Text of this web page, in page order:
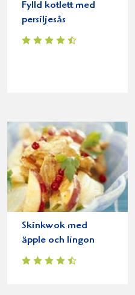
Fylld kotlett med
persiljesås
Skinkwok med
äpple och lingon